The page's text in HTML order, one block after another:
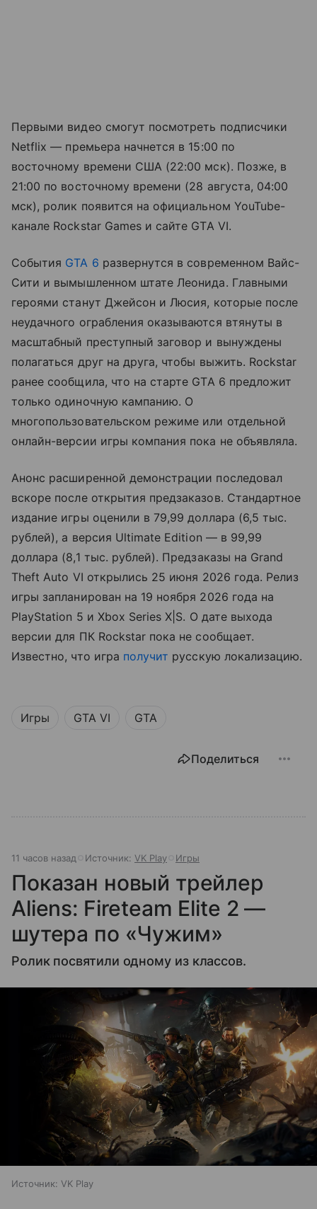
Первыми видео смогут посмотреть подписчики
Netflix — премьера начнется в 15:00 по
восточному времени США (22:00 мск). Позже, в
21:00 по восточному времени (28 августа, 04:00
мск), ролик появится на официальном YouTube-
канале Rockstar Games и сайте GTA VI.
События GTA 6 развернутся в современном Вайс-
Сити и вымышленном штате Леонида. Главными
героями станут Джейсон и Люсия, которые после
неудачного ограбления оказываются втянуты в
масштабный преступный заговор и вынуждены
полагаться друг на друга, чтобы выжить. Rockstar
ранее сообщила, что на старте GTA 6 предложит
только одиночную кампанию. О
многопользовательском режиме или отдельной
онлайн-версии игры компания пока не объявляла.
Анонс расширенной демонстрации последовал
вскоре после открытия предзаказов. Стандартное
издание игры оценили в 79,99 доллара (6,5 тыс.
рублей), а версия Ultimate Edition — в 99,99
доллара (8,1 тыс. рублей). Предзаказы на Grand
Theft Auto VI открылись 25 июня 2026 года. Релиз
игры запланирован на 19 ноября 2026 года на
PlayStation 5 и Xbox Series X|S. О дате выхода
версии для ПК Rockstar пока не сообщает.
Известно, что игра получит русскую локализацию.
Игры GTA VI GTA
Поделиться
11 часов назад Источник: VK Play Игры
Показан новый трейлер
Aliens: Fireteam Elite 2 —
шутера по «Чужим»
Ролик посвятили одному из классов.
Источник: VK Play